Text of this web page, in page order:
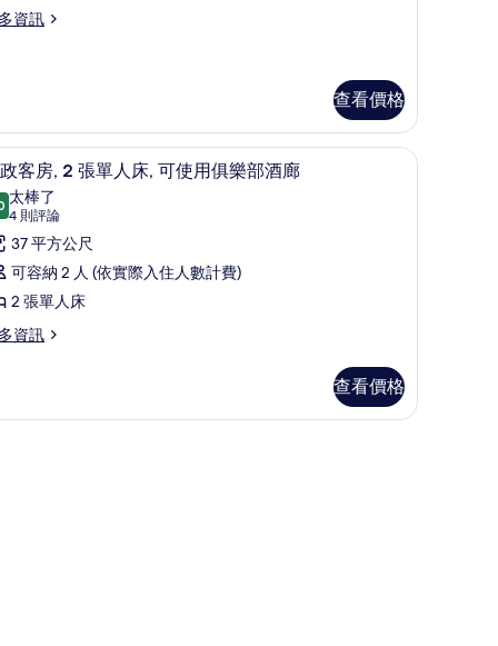
資訊
查看價格
你吧、客房內保險箱、書桌 行政客房, 2 張單人床, 可使用俱樂部酒廊 | 高
14客房, 2 張單人床, 可使用俱樂部酒廊
分，滿分 10 分
太棒了
4 則評論
(4
則
評
論)
37 平方公尺
可容納 2 人 (依實際入住人數計費)
2 張單人床
資訊
查看價格
你吧、客房內保險箱、書桌